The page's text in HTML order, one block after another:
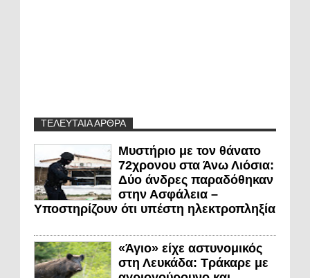
ΤΕΛΕΥΤΑΙΑ ΑΡΘΡΑ
Μυστήριο με τον θάνατο
72χρονου στα Άνω Λιόσια:
Δύο άνδρες παραδόθηκαν
στην Ασφάλεια –
Υποστηρίζουν ότι υπέστη ηλεκτροπληξία
«Άγιο» είχε αστυνομικός
στη Λευκάδα: Τράκαρε με